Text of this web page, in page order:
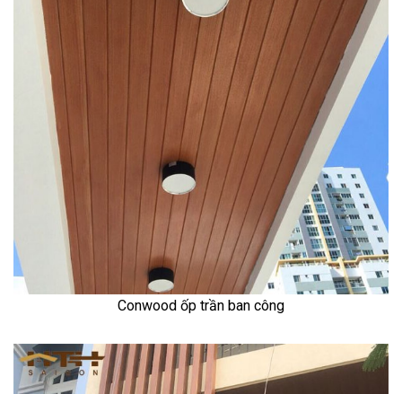
Conwood ốp trần ban công